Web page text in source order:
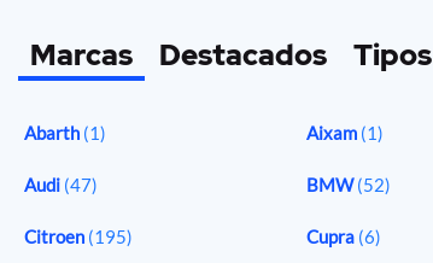
Marcas Destacados Tipos
Abarth (1) Aixam (1)
Audi (47) BMW(52)
Citroen (195) Cupra (6)